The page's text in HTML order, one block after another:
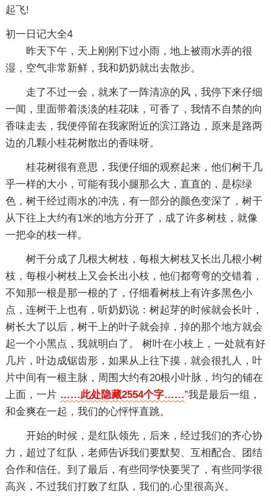
起飞!
初一日记大全4
昨天下午，天上刚刚下过小雨，地上被雨水弄的很
湿，空气非常新鲜，我和奶奶就出去散步。
走了不过一会，就来了一阵清凉的风，我停下来仔细
一闻，里面带着淡淡的桂花味，可香了，我情不自禁的向
香味走去，我便停留在我家附近的滨江路边，原来是路两
边的几颗小桂花树散出的香味呀。
桂花树很有意思，我便仔细的观察起来，他们树干几
乎一样的大小，可能有我小腿那么大，直直的，是棕绿
色，树干经过雨水的冲洗，有一部分的颜色变深了，树干
从下往上大约有1米的地方分开了，成了许多树枝，就像
一把伞的枝一样。
树干分成了几根大树枝，每根大树枝又长出几根小树
枝，每根小树枝上又会长出小枝，他们都弯弯的交错着，
不知那一根是那一根的了，仔细看树枝上有许多黑色小
点，连树干上也有，听奶奶说：树起芽的时候就会长叶，
树长大了以后，树干上的叶子就会掉，掉的那个地方就会
起一个小黑点，我就明白了。 树叶在小枝上，一处就有好
几片，叶边成锯齿形，如果从上往下摸，就会很扎人，叶
片中间有一根主脉，周围大约有20根小叶脉，均匀的铺在
上面，一片 ……此处隐藏2554个字……”我是最后一组，
和金爽在一起，我们的心怦怦直跳。
开始的时候，是红队领先，后来，经过我们的齐心协
力，超过了红队，老师告诉我们要默契、互相配合、团结
合作和信任。到了最后，有些同学快要哭了，有些同学很
高兴，不过我们打败了红队，我们的.心里很高兴。